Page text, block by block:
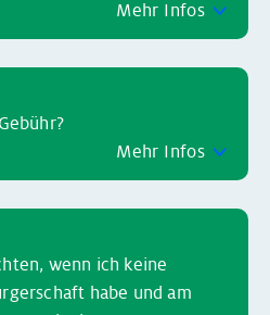
Mehr Infos
Mehr Infos
wenn ich keine
habe und am